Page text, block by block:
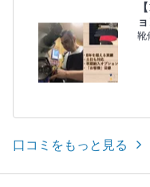
靴
口コミをもっと見る